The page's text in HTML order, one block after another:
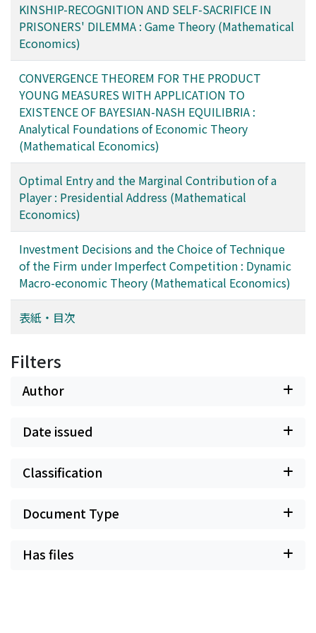
KINSHIP-RECOGNITION AND SELF-SACRIFICE IN
PRISONERS' DILEMMA : Game Theory (Mathematical
Economics)
CONVERGENCE THEOREM FOR THE PRODUCT
YOUNG MEASURES WITH APPLICATION TO
EXISTENCE OF BAYESIAN-NASH EQUILIBRIA :
Analytical Foundations of Economic Theory
(Mathematical Economics)
Optimal Entry and the Marginal Contribution of a
Player : Presidential Address (Mathematical
Economics)
Investment Decisions and the Choice of Technique
of the Firm under Imperfect Competition : Dynamic
Macro-economic Theory (Mathematical Economics)
表紙・目次
Filters
Author
Date issued
Classification
Document Type
Has files